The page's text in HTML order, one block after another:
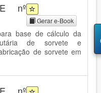
nº
Gerar e-Book
base de cálculo da
de sorvete e
de sorvete em